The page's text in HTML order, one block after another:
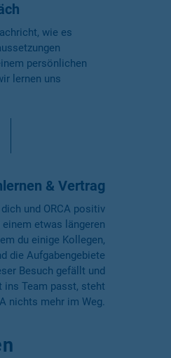
wie es
persönlichen
lernen uns
& Vertrag
und ORCA positiv
etwas längeren
du einige Kollegen,
die Aufgabengebiete
Besuch gefällt und
ins Team passt, steht
nichts mehr im Weg.